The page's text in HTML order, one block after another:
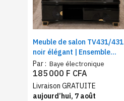
Meuble de salon TV431/431
noir élégant | Ensemble
table téléviseur + table
basse assortie
Par : Baye électronique
185 000 F CFA
Livraison GRATUITE
aujourd’hui, 7 août